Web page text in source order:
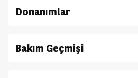
Donanımlar
Bakım Geçmişi